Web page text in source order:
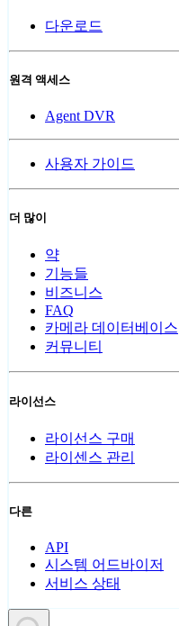
다운로드
원격 액세스
Agent DVR
사용자 가이드
더 많이
약
기능들
비즈니스
FAQ
카메라 데이터베이스
커뮤니티
라이선스
라이선스 구매
라이센스 관리
다른
API
시스템 어드바이저
서비스 상태